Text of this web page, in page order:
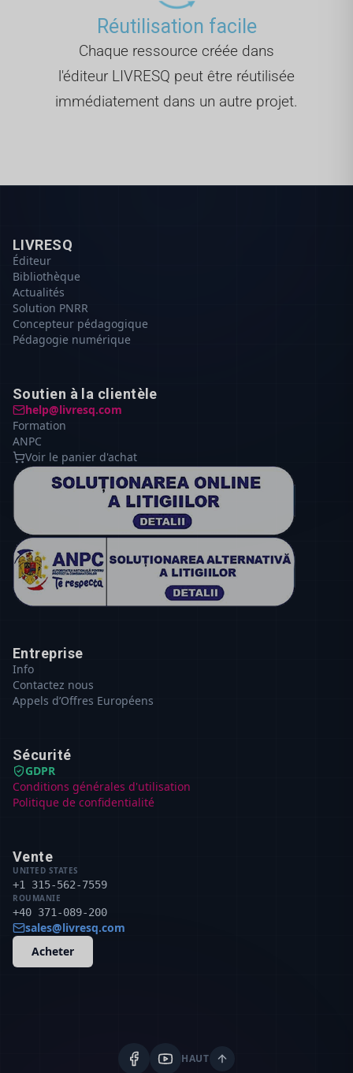
Réutilisation facile
Chaque ressource créée dans
l'éditeur LIVRESQ peut être réutilisée
immédiatement dans un autre projet.
LIVRESQ
Éditeur
Bibliothèque
Actualités
Solution PNRR
Concepteur pédagogique
Pédagogie numérique
Soutien à la clientèle
help@livresq.com
Formation
ANPC
Voir le panier d'achat
Entreprise
Info
Contactez nous
Appels d’Offres Européens
Sécurité
GDPR
Conditions générales d'utilisation
Politique de confidentialité
Vente
UNITED STATES
+1 315-562-7559
ROUMANIE
+40 371-089-200
sales@livresq.com
Acheter
HAUT